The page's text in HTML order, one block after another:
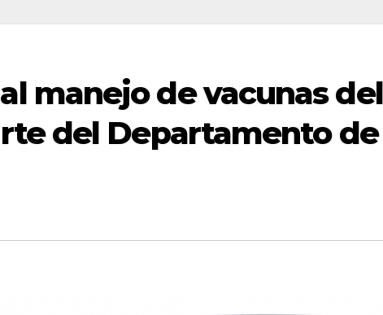
manejo de vacunas del
del Departamento de